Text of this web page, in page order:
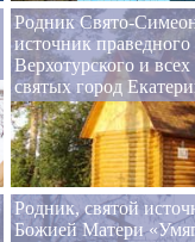
Родник Свято-
источник
Верхотурского и
святых город
Родник, святой
Божией Матери